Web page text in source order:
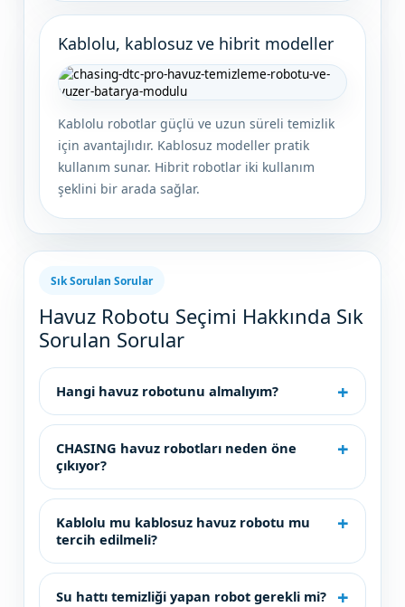
Kablolu, kablosuz ve hibrit modeller
Kablolu robotlar güçlü ve uzun süreli temizlik
için avantajlıdır. Kablosuz modeller pratik
kullanım sunar. Hibrit robotlar iki kullanım
şeklini bir arada sağlar.
Sık Sorulan Sorular
Havuz Robotu Seçimi Hakkında Sık
Sorulan Sorular
Hangi havuz robotunu almalıyım?
CHASING havuz robotları neden öne
çıkıyor?
Kablolu mu kablosuz havuz robotu mu
tercih edilmeli?
Su hattı temizliği yapan robot gerekli mi?